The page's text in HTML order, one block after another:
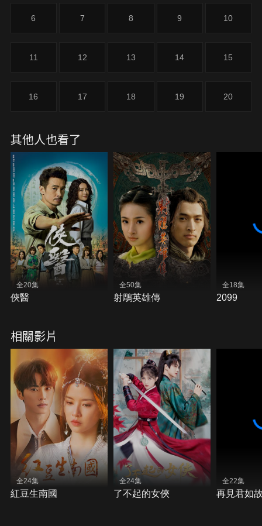
6 7 8 9 10
11 12 13 14 15
16 17 18 19 20
其他人也看了
全20集
俠醫
全50集
射鵰英雄傳
全18集
2099
相關影片
全24集
紅豆生南國
全24集
了不起的女俠
全22集
再見君如